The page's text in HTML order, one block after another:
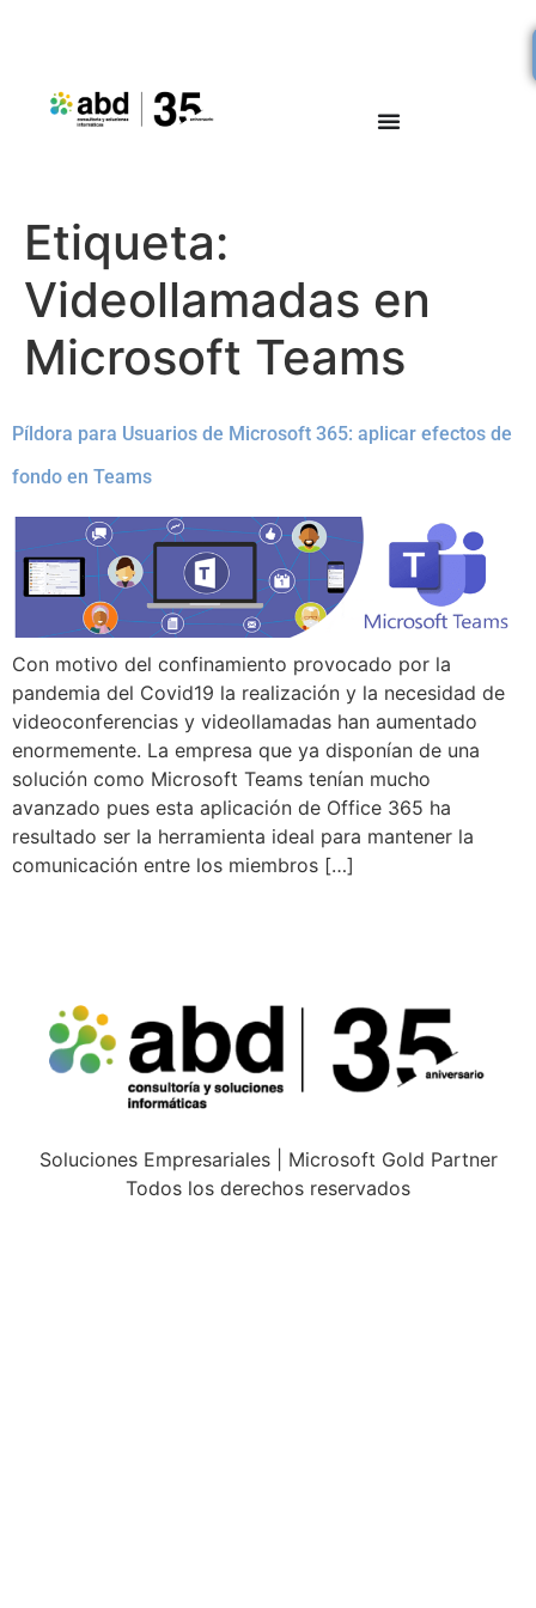
Etiqueta:
Videollamadas en
Microsoft Teams
Píldora para Usuarios de Microsoft 365: aplicar efectos de
fondo en Teams
Con motivo del confinamiento provocado por la
pandemia del Covid19 la realización y la necesidad de
videoconferencias y videollamadas han aumentado
enormemente. La empresa que ya disponían de una
solución como Microsoft Teams tenían mucho
avanzado pues esta aplicación de Office 365 ha
resultado ser la herramienta ideal para mantener la
comunicación entre los miembros […]
Soluciones Empresariales | Microsoft Gold Partner
Todos los derechos reservados